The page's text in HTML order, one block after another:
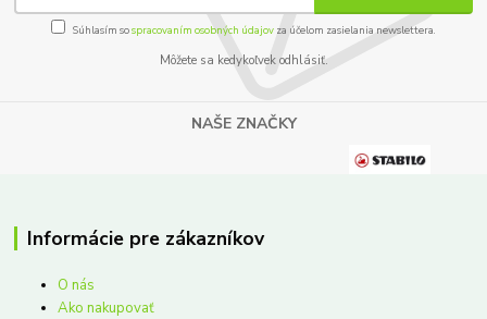
Súhlasím sospracovaním osobných údajov za účelom zasielania newslettera.
Môžete sa kedykoľvek odhlásiť.
NAŠE ZNAČKY
Informácie pre zákazníkov
O nás
Ako nakupovať